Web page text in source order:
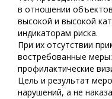
в отношении
высокой и высокой
индикаторам риска.
При их отсутствии
востребованные
профилактические
Цель и результат
нарушений, а не